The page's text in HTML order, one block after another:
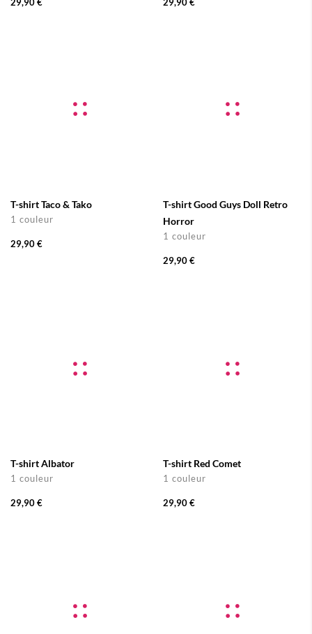
T-shirt Taco & Tako
1 couleur
29,90 €
T-shirt Good Guys Doll Retro
Horror
1 couleur
29,90 €
T-shirt Albator
1 couleur
29,90 €
T-shirt Red Comet
1 couleur
29,90 €